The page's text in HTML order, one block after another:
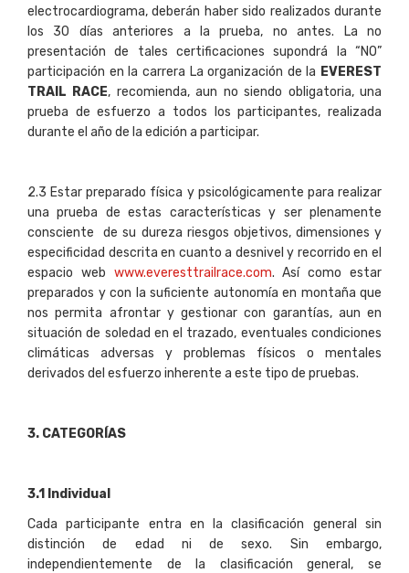
electrocardiograma, deberán haber sido realizados durante
los 30 días anteriores a la prueba, no antes. La no
presentación de tales certificaciones supondrá la “NO”
participación en la carrera La organización de la EVEREST
TRAIL RACE, recomienda, aun no siendo obligatoria, una
prueba de esfuerzo a todos los participantes, realizada
durante el año de la edición a participar.
2.3 Estar preparado física y psicológicamente para realizar
una prueba de estas características y ser plenamente
consciente de su dureza riesgos objetivos, dimensiones y
especificidad descrita en cuanto a desnivel y recorrido en el
espacio web www.everesttrailrace.com. Así como estar
preparados y con la suficiente autonomía en montaña que
nos permita afrontar y gestionar con garantías, aun en
situación de soledad en el trazado, eventuales condiciones
climáticas adversas y problemas físicos o mentales
derivados del esfuerzo inherente a este tipo de pruebas.
3. CATEGORÍAS
3.1 Individual
Cada participante entra en la clasificación general sin
distinción de edad ni de sexo. Sin embargo,
independientemente de la clasificación general, se